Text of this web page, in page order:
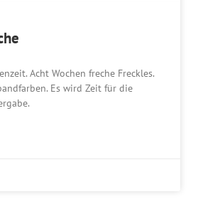
Acht Wochen freche Freckles.
Es wird Zeit für die